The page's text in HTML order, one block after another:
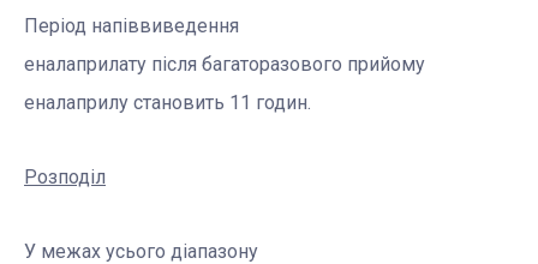
Період напіввиведення
еналаприлату після багаторазового прийому
еналаприлу становить 11 годин.
Розподіл
У межах усього діапазону